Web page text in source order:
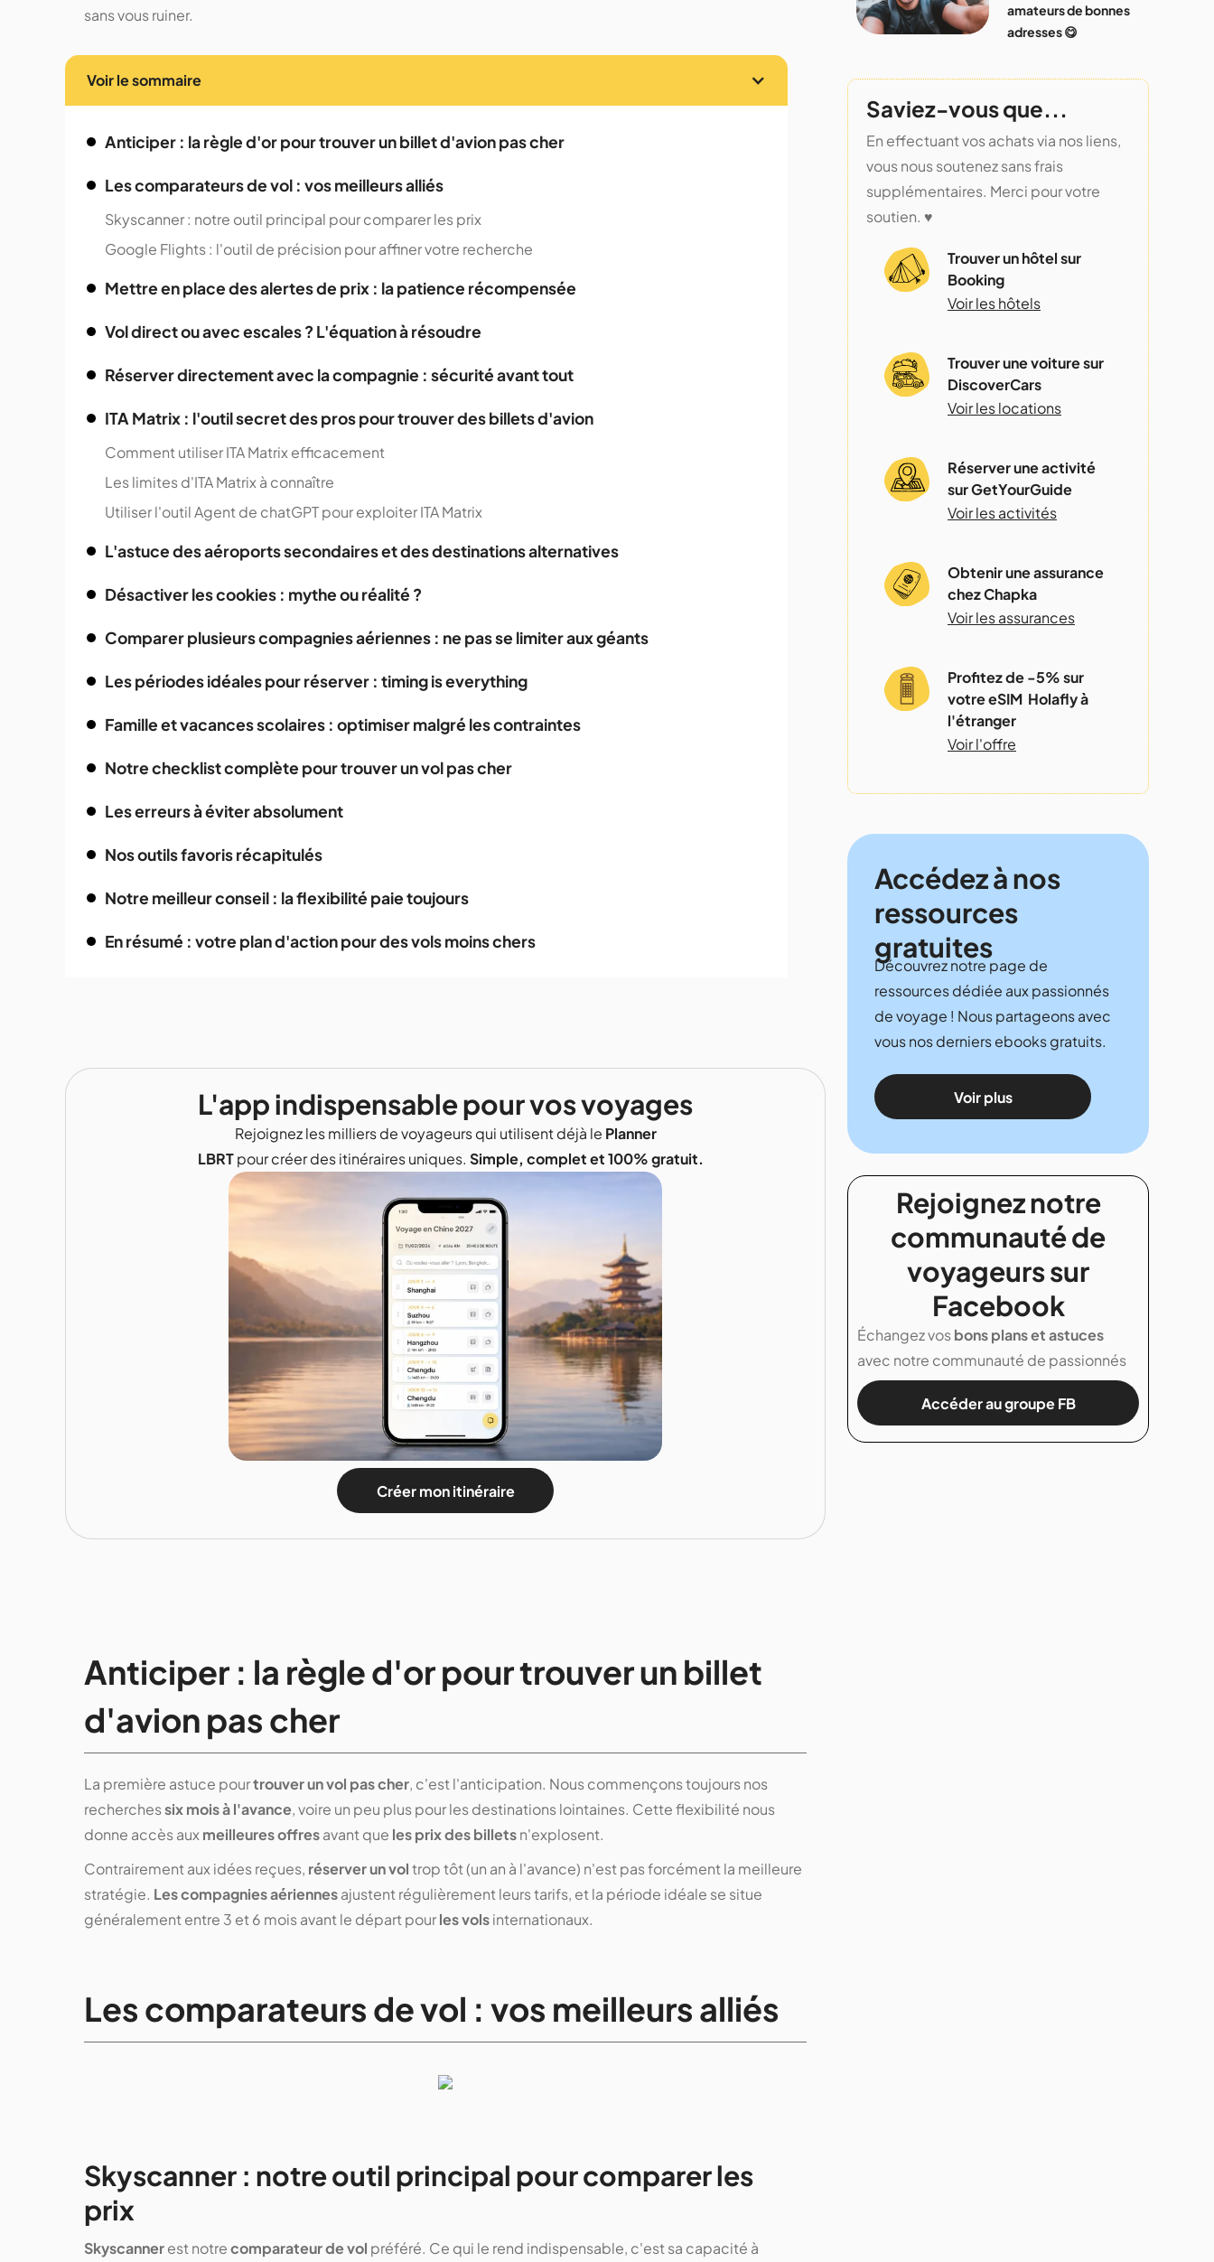
sans vous ruiner.
Voir le sommaire
Anticiper : la règle d'or pour trouver un billet d'avion pas cher
Les comparateurs de vol : vos meilleurs alliés
Skyscanner : notre outil principal pour comparer les prix
Google Flights : l'outil de précision pour affiner votre recherche
Mettre en place des alertes de prix : la patience récompensée
Vol direct ou avec escales ? L'équation à résoudre
Réserver directement avec la compagnie : sécurité avant tout
ITA Matrix : l'outil secret des pros pour trouver des billets d'avion
Comment utiliser ITA Matrix efficacement
Les limites d'ITA Matrix à connaître
Utiliser l'outil Agent de chatGPT pour exploiter ITA Matrix
L'astuce des aéroports secondaires et des destinations alternatives
Désactiver les cookies : mythe ou réalité ?
Comparer plusieurs compagnies aériennes : ne pas se limiter aux géants
Les périodes idéales pour réserver : timing is everything
Famille et vacances scolaires : optimiser malgré les contraintes
Notre checklist complète pour trouver un vol pas cher
Les erreurs à éviter absolument
Nos outils favoris récapitulés
Notre meilleur conseil : la flexibilité paie toujours
En résumé : votre plan d'action pour des vols moins chers
L'app indispensable pour vos voyages
Rejoignez les milliers de voyageurs qui utilisent déjà le Planner
LBRTpour créer des itinéraires uniques. Simple, complet et 100% gratuit.
Créer mon itinéraire
Anticiper : la règle d'or pour trouver un billet
d'avion pas cher
La première astuce pourtrouver un vol pas cher, c'est l'anticipation. Nous commençons toujours nos
recherchessix mois à l'avance, voire un peu plus pour les destinations lointaines. Cette flexibilité nous
donne accès auxmeilleures offresavant que les prix des billetsn'explosent.
Contrairement aux idées reçues, réserver un voltrop tôt (un an à l'avance) n'est pas forcément la meilleure
stratégie. Les compagnies aériennesajustent régulièrement leurs tarifs, et la période idéale se situe
généralement entre 3 et 6 mois avant le départ pourles volsinternationaux.
Les comparateurs de vol : vos meilleurs alliés
Skyscanner : notre outil principal pour comparer les
prix
Skyscannerest notrecomparateur de vol préféré. Ce qui le rend indispensable, c'est sa capacité à
amateurs de bonnes
adresses 😋
Saviez-vous que...
En effectuant vos achats via nos liens,
vous nous soutenez sans frais
supplémentaires. Merci pour votre
soutien. ♥️
Trouver un hôtel sur
Booking
Voir les hôtels
Trouver une voiture sur
DiscoverCars
Voir les locations
Réserver une activité
sur GetYourGuide
Voir les activités
Obtenir une assurance
chez Chapka
Voir les assurances
Profitez de -5% sur
votre eSIM Holafly à
l'étranger
Voir l'offre
Accédez à nos
ressources
gratuites
Découvrez notre page de
ressources dédiée aux passionnés
de voyage ! Nous partageons avec
vous nos derniers ebooks gratuits.
Voir plus
Rejoignez notre
communauté de
voyageurs sur
Facebook
Échangez vosbons plans et astuces
avec notre communauté de passionnés
Accéder au groupe FB